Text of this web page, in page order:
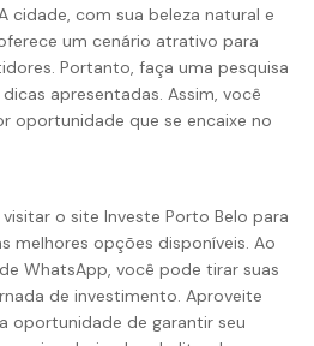
cidade, com sua beleza natural e
um cenário atrativo para
Portanto, faça uma pesquisa
apresentadas. Assim, você
oportunidade que se encaixe no
o site Investe Porto Belo para
melhores opções disponíveis. Ao
WhatsApp, você pode tirar suas
de investimento. Aproveite
oportunidade de garantir seu